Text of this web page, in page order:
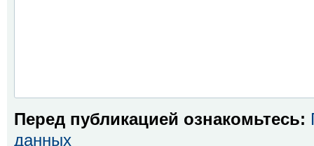
Перед публикацией ознакомьтесь:
данных